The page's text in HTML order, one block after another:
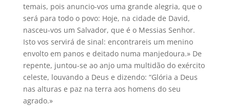
temais, pois anuncio-vos uma grande alegria, que o
será para todo o povo: Hoje, na cidade de David,
nasceu-vos um Salvador, que é o Messias Senhor.
Isto vos servirá de sinal: encontrareis um menino
envolto em panos e deitado numa manjedoura.» De
repente, juntou-se ao anjo uma multidão do exército
celeste, louvando a Deus e dizendo: “Glória a Deus
nas alturas e paz na terra aos homens do seu
agrado.»